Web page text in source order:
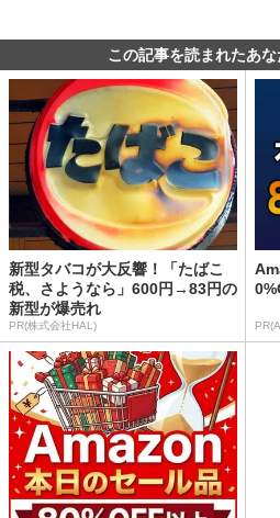
この記事を読まれたあ
新型タバコが大反響！「たばこ
税、さようなら」600円→83円の
新型が爆売れ
PR(株式会社HAL)